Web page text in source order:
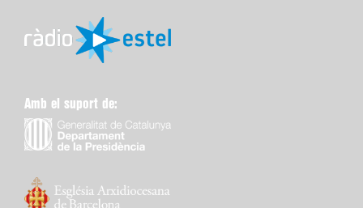
Amb el suport de: